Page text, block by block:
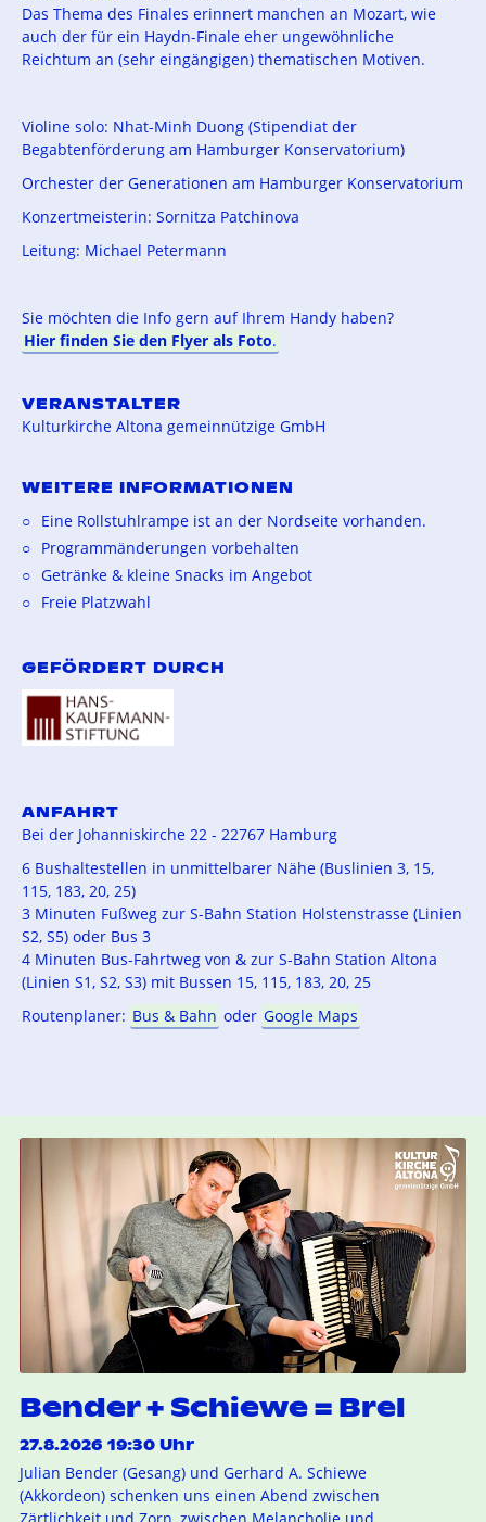
Das Thema des Finales erinnert manchen an Mozart, wie
auch der für ein Haydn-Finale eher ungewöhnliche
Reichtum an (sehr eingängigen) thematischen Motiven.
Violine solo: Nhat-Minh Duong (Stipendiat der
Begabtenförderung am Hamburger Konservatorium)
Orchester der Generationen am Hamburger Konservatorium
Konzertmeisterin: Sornitza Patchinova
Leitung: Michael Petermann
Sie möchten die Info gern auf Ihrem Handy haben?
Hier finden Sie den Flyer als Foto.
VERANSTALTER
Kulturkirche Altona gemeinnützige GmbH
WEITERE INFORMATIONEN
Eine Rollstuhlrampe ist an der Nordseite vorhanden.
Programmänderungen vorbehalten
Getränke & kleine Snacks im Angebot
Freie Platzwahl
GEFÖRDERT DURCH
ANFAHRT
Bei der Johanniskirche 22 - 22767 Hamburg
6 Bushaltestellen in unmittelbarer Nähe (Buslinien 3, 15,
115, 183, 20, 25)
3 Minuten Fußweg zur S-Bahn Station Holstenstrasse (Linien
S2, S5) oder Bus 3
4 Minuten Bus-Fahrtweg von & zur S-Bahn Station Altona
(Linien S1, S2, S3) mit Bussen 15, 115, 183, 20, 25
Routenplaner: Bus & Bahn oder Google Maps
Bender + Schiewe = Brel
27.8.2026 19:30 Uhr
Julian Bender (Gesang) und Gerhard A. Schiewe
(Akkordeon) schenken uns einen Abend zwischen